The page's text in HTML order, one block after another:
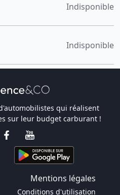
Indisponible
Indisponible
qui réalisent
sur leur budget carburant !
Mentions légales
Conditions d'utilisation